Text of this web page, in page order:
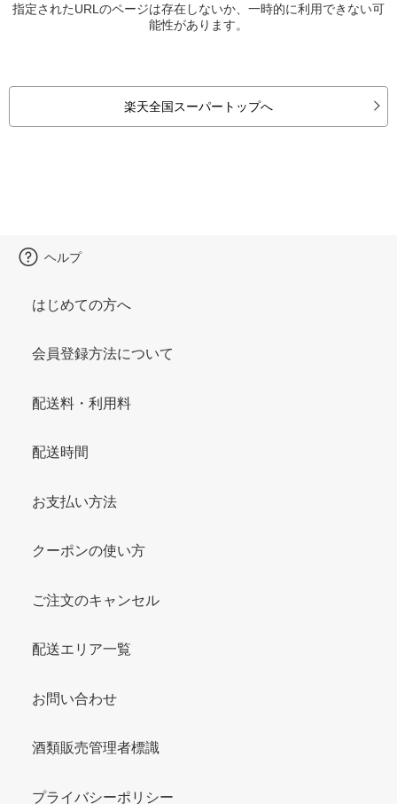
指定されたURLのページは存在しないか、一時的に利用できない可
能性があります。
楽天全国スーパートップへ
ヘルプ
はじめての方へ
会員登録方法について
配送料・利用料
配送時間
お支払い方法
クーポンの使い方
ご注文のキャンセル
配送エリア一覧
お問い合わせ
酒類販売管理者標識
プライバシーポリシー